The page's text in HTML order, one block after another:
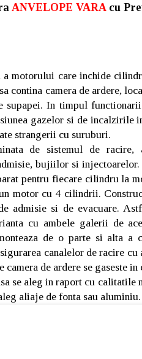
ANVELOPE VARAcu
a motorului care inchide
contina camera de ardere,
supapei. In timpul
gazelor si de incalzirile
strangerii cu suruburi.
de sistemul de racire,
bujiilor si
pentru fiecare cilindru la
motor cu 4 cilindrii.
admisie si de evacuare.
cu ambele galerii de
de o parte si alta a
canalelor de racire
camera de ardere se gaseste in
se aleg in raport cu calitatile
aliaje de fonta sau aluminiu.